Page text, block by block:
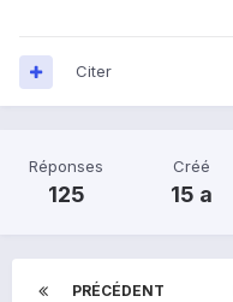
Citer
Réponses
125
Créé
15 a
PRÉCÉDENT